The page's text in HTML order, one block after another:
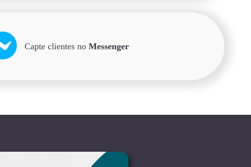
Capte clientes no Messenger